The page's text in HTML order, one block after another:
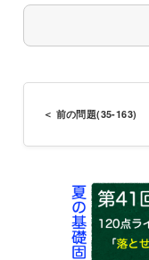
＜ 前の問題(35-163)